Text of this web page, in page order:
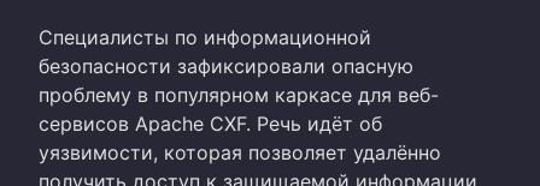
Специалисты по информационной
безопасности зафиксировали опасную
проблему в популярном каркасе для веб-
сервисов Apache CXF. Речь идёт об
уязвимости, которая позволяет удалённо